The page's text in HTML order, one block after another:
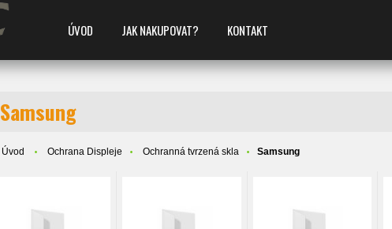
ÚVOD JAK NAKUPOVAT? KONTAKT
Samsung
Úvod Ochrana Displeje Ochranná tvrzená skla Samsung